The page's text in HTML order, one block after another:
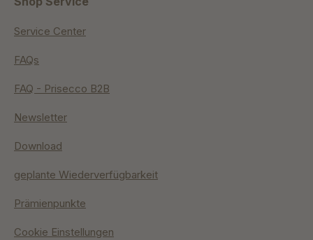
Service Center
FAQs
FAQ - Prisecco B2B
Newsletter
Download
geplante Wiederverfügbarkeit
Prämienpunkte
Cookie Einstellungen